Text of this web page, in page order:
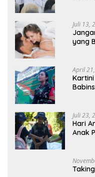
Juli 13,
yang
April
Juli 23,
Hari
Anak